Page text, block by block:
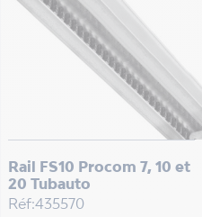
Rail FS10 Procom 7, 10 et
20 Tubauto
Réf:435570